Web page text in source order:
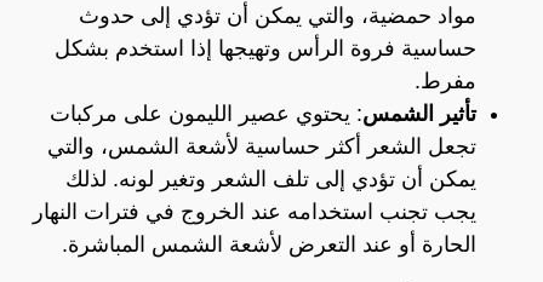
مواد حمضية، والتي يمكن أن تؤدي إلى حدوث
حساسية فروة الرأس وتهيجها إذا استخدم بشكل
مفرط.
تأثير الشمس: يحتوي عصير الليمون على مركبات
تجعل الشعر أكثر حساسية لأشعة الشمس، والتي
يمكن أن تؤدي إلى تلف الشعر وتغير لونه. لذلك
يجب تجنب استخدامه عند الخروج في فترات النهار
الحارة أو عند التعرض لأشعة الشمس المباشرة.